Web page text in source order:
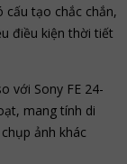
cấu tạo chắc chắn,
điều kiện thời tiết
với Sony FE 24-
mang tính di
ảnh khác